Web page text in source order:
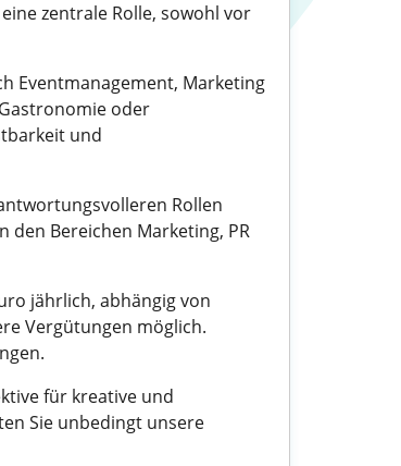
zentrale Rolle, sowohl vor
Eventmanagement, Marketing
oder
und
Rollen
den Bereichen Marketing, PR
jährlich, abhängig von
Vergütungen möglich.
für kreative und
Sie unbedingt unsere